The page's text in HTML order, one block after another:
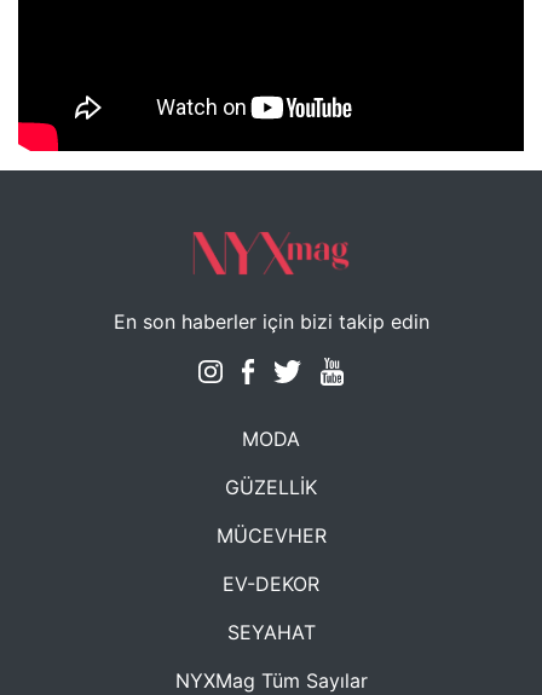
NYXmag 2. Yaş Kutlama Etkinliği
En son haberler için bizi takip edin
MODA
GÜZELLİK
MÜCEVHER
EV-DEKOR
SEYAHAT
NYXMag Tüm Sayılar